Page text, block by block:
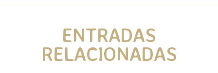
ENTRADAS
RELACIONADAS